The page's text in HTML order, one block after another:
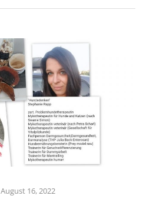
August 16, 2022